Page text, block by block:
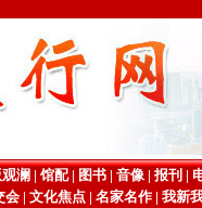
澜 | 馆配| 图书| 音像| 报刊 |
会| 文化焦点| 名家名作| 我新